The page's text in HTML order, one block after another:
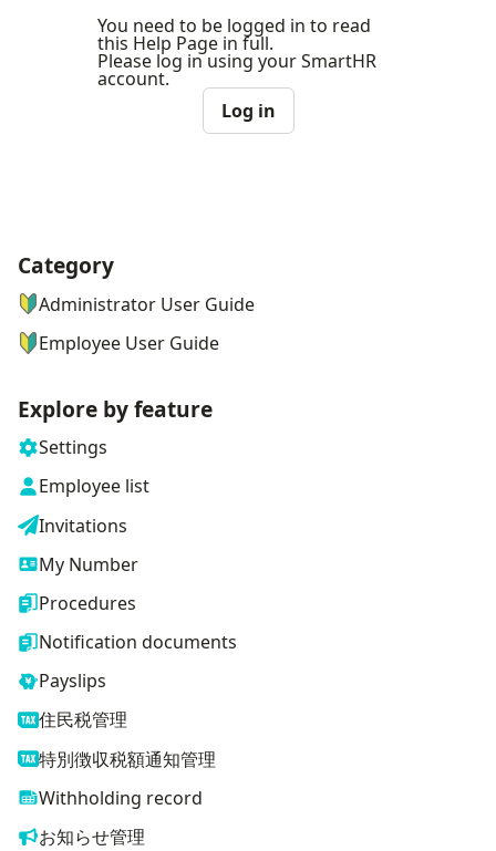
You need to be logged in to read
this Help Page in full.
Please log in using your SmartHR
account.
Log in
ナビゲーションメニュー
Category
Administrator User Guide
Employee User Guide
Explore by feature
Settings
Employee list
Invitations
My Number
Procedures
Notification documents
Payslips
住民税管理
特別徴収税額通知管理
Withholding record
お知らせ管理